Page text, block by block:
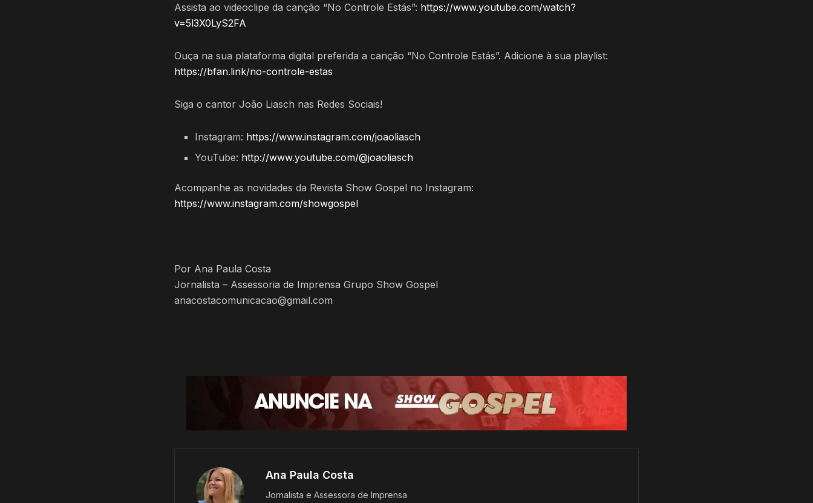
Assista ao videoclipe da canção “No Controle Estás”: https://www.youtube.com/watch?
v=5l3X0LyS2FA
Ouça na sua plataforma digital preferida a canção “No Controle Estás”. Adicione à sua playlist:
https://bfan.link/no-controle-estas
Siga o cantor João Liasch nas Redes Sociais!
Instagram: https://www.instagram.com/joaoliasch
YouTube: http://www.youtube.com/@joaoliasch
Acompanhe as novidades da Revista Show Gospel no Instagram:
https://www.instagram.com/showgospel
Por Ana Paula Costa
Jornalista – Assessoria de Imprensa Grupo Show Gospel
anacostacomunicacao@gmail.com
Ana Paula Costa
Jornalista e Assessora de Imprensa